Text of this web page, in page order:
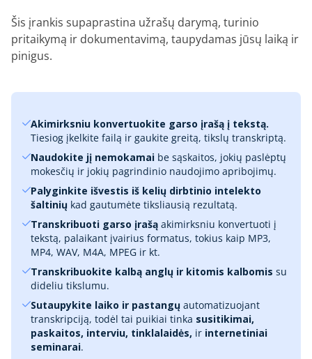
Šis įrankis supaprastina užrašų darymą, turinio
pritaikymą ir dokumentavimą, taupydamas jūsų laiką ir
pinigus.
Akimirksniu konvertuokite garso įrašą į tekstą.
Tiesiog įkelkite failą ir gaukite greitą, tikslų transkriptą.
Naudokite jį nemokamai be sąskaitos, jokių paslėptų
mokesčių ir jokių pagrindinio naudojimo apribojimų.
Palyginkite išvestis iš kelių dirbtinio intelekto
šaltinių kad gautumėte tiksliausią rezultatą.
Transkribuoti garso įrašą akimirksniu konvertuoti į
tekstą, palaikant įvairius formatus, tokius kaip MP3,
MP4, WAV, M4A, MPEG ir kt.
Transkribuokite kalbą anglų ir kitomis kalbomis su
dideliu tikslumu.
Sutaupykite laiko ir pastangų automatizuojant
transkripciją, todėl tai puikiai tinka susitikimai,
paskaitos, interviu, tinklalaidės, ir internetiniai
seminarai.